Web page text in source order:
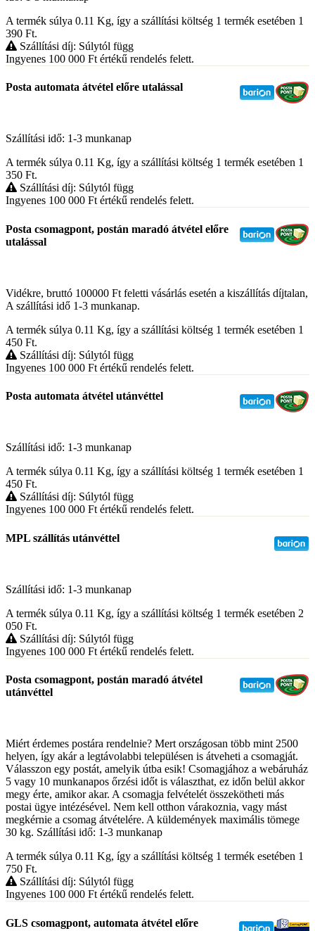
A termék súlya 0.11 Kg, így a szállítási költség 1 termék esetében 1
390 Ft.
Szállítási díj: Súlytól függ
Ingyenes 100 000 Ft értékű rendelés felett.
Posta automata átvétel előre utalással
Szállítási idő: 1-3 munkanap
A termék súlya 0.11 Kg, így a szállítási költség 1 termék esetében 1
350 Ft.
Szállítási díj: Súlytól függ
Ingyenes 100 000 Ft értékű rendelés felett.
Posta csomagpont, postán maradó átvétel előre
utalással
Vidékre, bruttó 100000 Ft feletti vásárlás esetén a kiszállítás díjtalan,
A szállítási idő 1-3 munkanap.
A termék súlya 0.11 Kg, így a szállítási költség 1 termék esetében 1
450 Ft.
Szállítási díj: Súlytól függ
Ingyenes 100 000 Ft értékű rendelés felett.
Posta automata átvétel utánvéttel
Szállítási idő: 1-3 munkanap
A termék súlya 0.11 Kg, így a szállítási költség 1 termék esetében 1
450 Ft.
Szállítási díj: Súlytól függ
Ingyenes 100 000 Ft értékű rendelés felett.
MPL szállítás utánvéttel
Szállítási idő: 1-3 munkanap
A termék súlya 0.11 Kg, így a szállítási költség 1 termék esetében 2
050 Ft.
Szállítási díj: Súlytól függ
Ingyenes 100 000 Ft értékű rendelés felett.
Posta csomagpont, postán maradó átvétel
utánvéttel
Miért érdemes postára rendelnie? Mert országosan több mint 2500
helyen, így akár a legtávolabbi településen is átveheti a csomagját.
Válasszon egy postát, amelyik útba esik! Csomagjához a webáruház
5 vagy 10 munkanapos őrzési időt is választhat, ez időn belül akkor
megy érte, amikor akar. A csomagja felvételét összekötheti más
postai ügye intézésével. Nem kell otthon várakoznia, vagy mást
megkérnie a csomag átvételére. A küldemények maximális tömege
30 kg. Szállítási idő: 1-3 munkanap
A termék súlya 0.11 Kg, így a szállítási költség 1 termék esetében 1
750 Ft.
Szállítási díj: Súlytól függ
Ingyenes 100 000 Ft értékű rendelés felett.
GLS csomagpont, automata átvétel előre